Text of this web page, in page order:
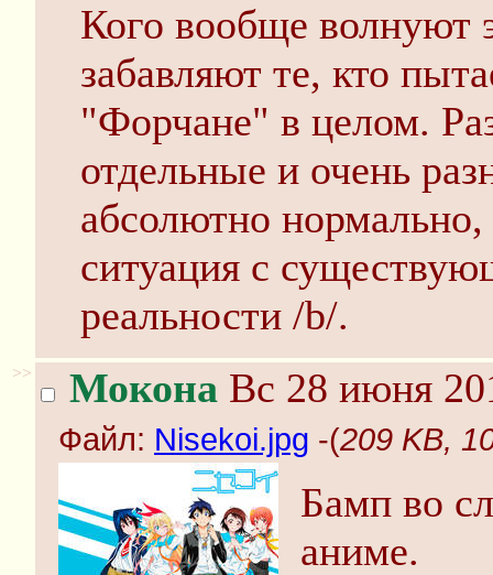
Кого вообще волнуют
забавляют те, кто
"Форчане" в целом.
отдельные и очень
абсолютно
ситуация с
реальности /b/.
>> Мокона Вс 28 июня
Файл: Nisekoi.jpg -(209 KB,
Бамп во
аниме.